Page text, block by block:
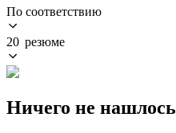
По соответствию
20 резюме
Ничего не нашлось